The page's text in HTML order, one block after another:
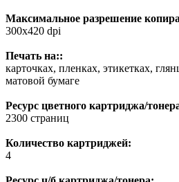
Максимальное разрешение
300x420 dpi
Печать на::
карточках, пленках, этикетках,
матовой бумаге
Ресурс цветного картриджа/
2300 страниц
Количество картриджей:
4